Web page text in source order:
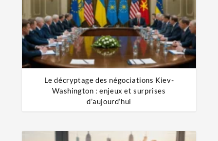
Le décryptage des négociations Kiev-
Washington : enjeux et surprises
d’aujourd’hui